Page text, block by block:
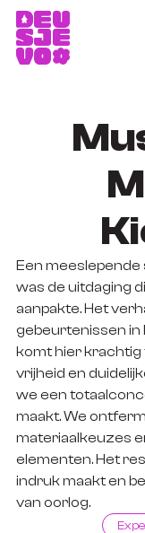
Een
was de uitdaging
aanpakte. Het
gebeurtenissen in
komt hier krachtig
vrijheid en
we een
maakt. We
materiaalkeuzes
elementen. Het
indruk maakt en
van oorlog.